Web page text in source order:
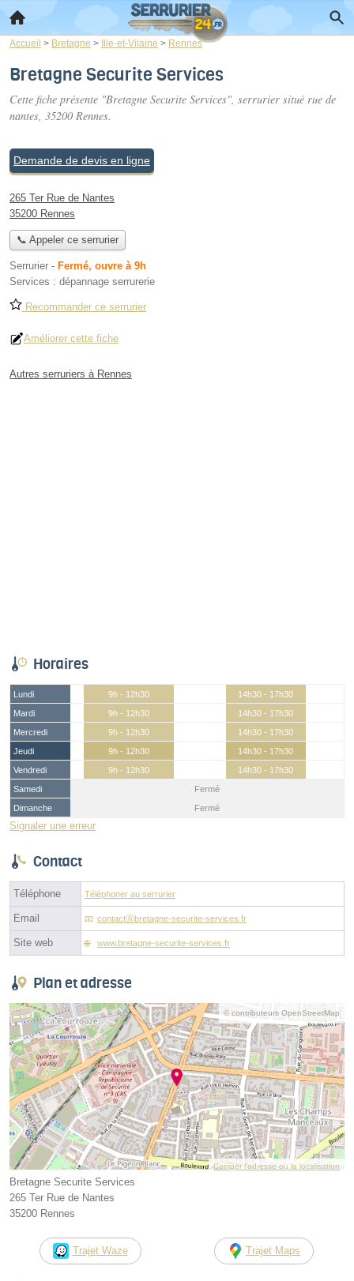
Accueil > Bretagne > Ille-et-Vilaine > Rennes
Bretagne Securite Services
Cette fiche présente "Bretagne Securite Services", serrurier situé rue de
nantes, 35200 Rennes.
Demande de devis en ligne
265 Ter Rue de Nantes
35200 Rennes
📞 Appeler ce serrurier
Serrurier - Fermé, ouvre à 9h
Services : dépannage serrurerie
Recommander ce serrurier
Améliorer cette fiche
Autres serruriers à Rennes
Horaires
Lundi 9h - 12h30
14h30 - 17h30
Mardi
9h - 12h30
14h30 - 17h30
Mercredi
9h - 12h30
14h30 - 17h30
Jeudi
9h - 12h30
14h30 - 17h30
Vendredi
9h - 12h30
14h30 - 17h30
Samedi
Fermé
Dimanche
Fermé
Signaler une erreur
Contact
Téléphone Téléphoner au serrurier
Email contactⓐbretagne-securite-services.fr
Site web www.bretagne-securite-services.fr
Plan et adresse
© contributeurs OpenStreetMap
Corriger l’adresse ou la localisation
Bretagne Securite Services
265 Ter Rue de Nantes
35200 Rennes
Trajet Waze Trajet Maps